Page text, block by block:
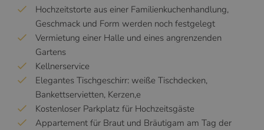
Hochzeitstorte aus einer Familienkuchenhandlung,
Geschmack und Form werden noch festgelegt
Vermietung einer Halle und eines angrenzenden
Gartens
Kellnerservice
Elegantes Tischgeschirr: weiße Tischdecken,
Bankettservietten, Kerzen,e
Kostenloser Parkplatz für Hochzeitsgäste
Appartement für Braut und Bräutigam am Tag der